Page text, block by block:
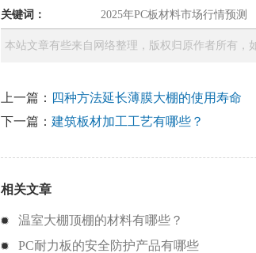
关键词： 2025年PC板材料市场行情预测
本站文章有些来自网络整理，版权归原作者所有，
上一篇： 四种方法延长薄膜大棚的使用寿命
下一篇：建筑板材加工工艺有哪些？
相关文章
温室大棚顶棚的材料有哪些？
PC耐力板的安全防护产品有哪些